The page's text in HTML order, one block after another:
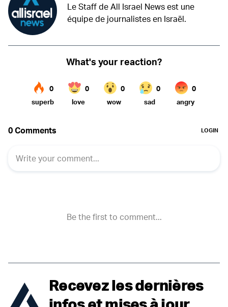
Le Staff de All Israel News est une
équipe de journalistes en Israël.
Recevez les dernières